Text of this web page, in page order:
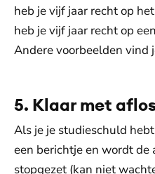
heb je vijf jaar recht op
heb je vijf jaar recht op
Andere voorbeelden vind
5. Klaar met
Als je je studieschuld
een berichtje en wordt de
stopgezet (kan niet